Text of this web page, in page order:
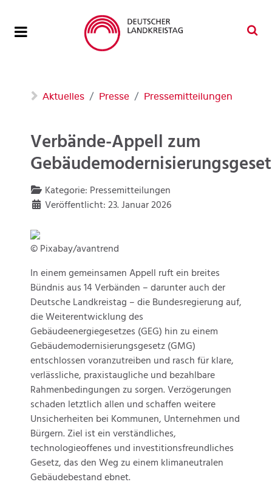
Aktuelles Presse Pressemitteilungen
Verbände-Appell zum
Kategorie: Pressemitteilungen
Veröffentlicht: 23. Januar 2026
© Pixabay/avantrend
In einem gemeinsamen Appell ruft ein breites
Bündnis aus 14 Verbänden – darunter auch der
Deutsche Landkreistag – die Bundesregierung auf,
die Weiterentwicklung des
Gebäudeenergiegesetzes (GEG) hin zu einem
Gebäudemodernisierungsgesetz (GMG)
entschlossen voranzutreiben und rasch für klare,
verlässliche, praxistaugliche und bezahlbare
Rahmenbedingungen zu sorgen. Verzögerungen
schaden letztlich allen und schaffen weitere
Unsicherheiten bei Kommunen, Unternehmen und
Bürgern. Ziel ist ein verständliches,
technologieoffenes und investitionsfreundliches
Gesetz, das den Weg zu einem klimaneutralen
Gebäudebestand ebnet.